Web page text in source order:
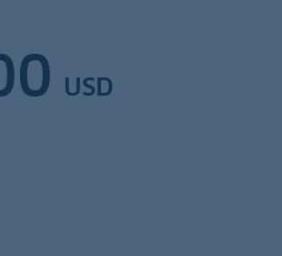
USD